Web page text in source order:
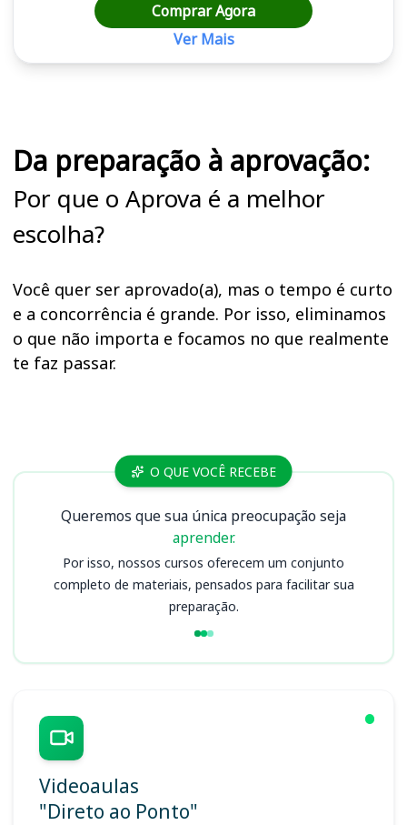
Comprar Agora
Ver Mais
Da preparação à aprovação:
Por que o Aprova é a melhor
escolha?
Você quer ser aprovado(a), mas o tempo é curto
e a concorrência é grande. Por isso, eliminamos
o que não importa e focamos no que realmente
te faz passar.
Cursos O QUE VOCÊ RECEBE
Queremos que sua única preocupação seja
aprender.
Por isso, nossos cursos oferecem um conjunto
completo de materiais, pensados para facilitar sua
preparação.
Videoaulas
"Direto ao Ponto"